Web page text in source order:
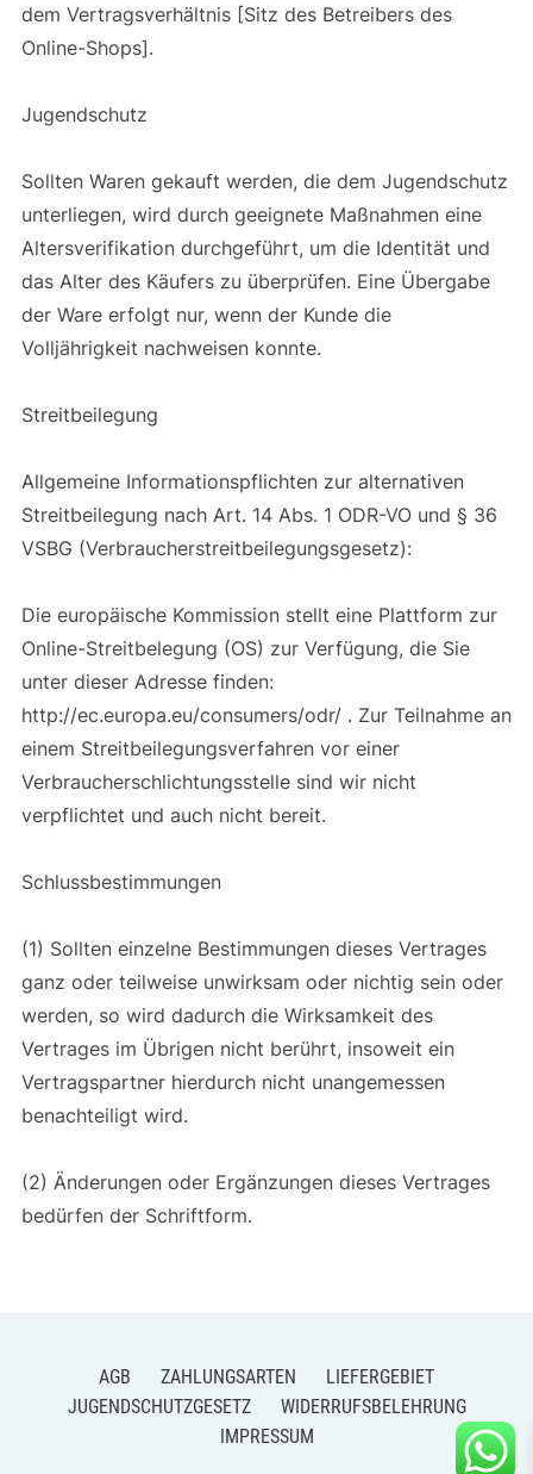
dem Vertragsverhältnis [Sitz des Betreibers des
Online-Shops].
Jugendschutz
Sollten Waren gekauft werden, die dem Jugendschutz
unterliegen, wird durch geeignete Maßnahmen eine
Altersverifikation durchgeführt, um die Identität und
das Alter des Käufers zu überprüfen. Eine Übergabe
der Ware erfolgt nur, wenn der Kunde die
Volljährigkeit nachweisen konnte.
Streitbeilegung
Allgemeine Informationspflichten zur alternativen
Streitbeilegung nach Art. 14 Abs. 1 ODR-VO und § 36
VSBG (Verbraucherstreitbeilegungsgesetz):
Die europäische Kommission stellt eine Plattform zur
Online-Streitbelegung (OS) zur Verfügung, die Sie
unter dieser Adresse finden:
http://ec.europa.eu/consumers/odr/ . Zur Teilnahme an
einem Streitbeilegungsverfahren vor einer
Verbraucherschlichtungsstelle sind wir nicht
verpflichtet und auch nicht bereit.
Schlussbestimmungen
(1) Sollten einzelne Bestimmungen dieses Vertrages
ganz oder teilweise unwirksam oder nichtig sein oder
werden, so wird dadurch die Wirksamkeit des
Vertrages im Übrigen nicht berührt, insoweit ein
Vertragspartner hierdurch nicht unangemessen
benachteiligt wird.
(2) Änderungen oder Ergänzungen dieses Vertrages
bedürfen der Schriftform.
AGB ZAHLUNGSARTEN
LIEFERGEBIET
JUGENDSCHUTZGESETZ
WIDERRUFSBELEHRUNG
IMPRESSUM